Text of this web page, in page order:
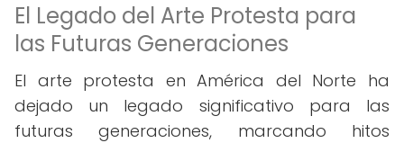
El Legado del Arte Protesta para
las Futuras Generaciones
El arte protesta en América del Norte ha
dejado un legado significativo para las
futuras generaciones, marcando hitos